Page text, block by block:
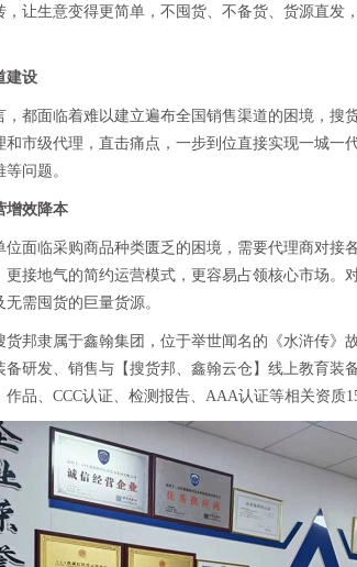
，让生意变得更简单，不囤货、不备货、货源直发
建设
，都面临着难以建立遍布全国销售渠道的困境，搜
和市级代理，直击痛点，一步到位直接实现一城一
问题。
增效降本
位面临采购商品种类匮乏的困境，需要代理商对接
更接地气的简约运营模式，更容易占领核心市场。
需囤货的巨量货源。
货邦隶属于鑫翰集团，位于举世闻名的《水浒传》
备研发、销售与【搜货邦、鑫翰云仓】线上教育装
品、CCC认证、检测报告、AAA认证等相关资质